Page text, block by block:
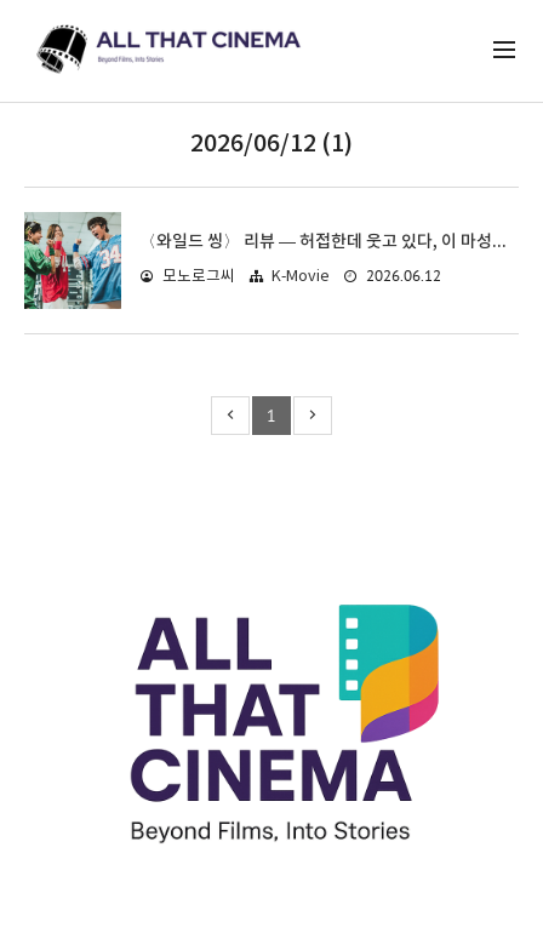
2026/06/12 (1)
〈와일드 씽〉 리뷰 — 허접한데 웃고 있다, 이 마성의 코미디를 어쩌면 좋은가
모노로그씨 K-Movie 2026.06.12
1